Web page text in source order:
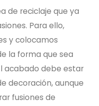
de reciclaje que ya
Para ello,
y colocamos
la forma que sea
acabado debe estar
decoración, aunque
fusiones de